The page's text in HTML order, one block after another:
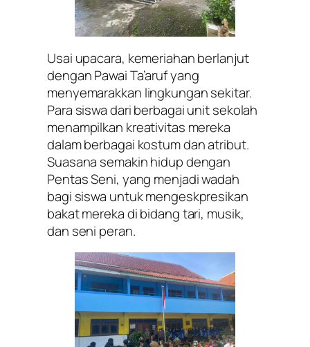
Usai upacara, kemeriahan berlanjut
dengan Pawai Ta’aruf yang
menyemarakkan lingkungan sekitar.
Para siswa dari berbagai unit sekolah
menampilkan kreativitas mereka
dalam berbagai kostum dan atribut.
Suasana semakin hidup dengan
Pentas Seni, yang menjadi wadah
bagi siswa untuk mengeskpresikan
bakat mereka di bidang tari, musik,
dan seni peran.